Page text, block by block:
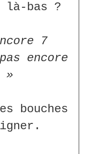
bas ?
7
encore
»
bouches